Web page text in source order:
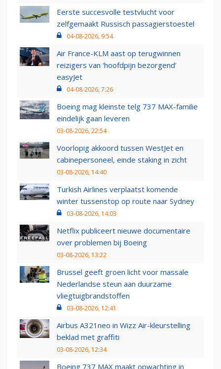
Eerste succesvolle testvlucht voor
zelfgemaakt Russisch passagierstoestel
04-08-2026, 9:54
Air France-KLM aast op terugwinnen
reizigers van ‘hoofdpijn bezorgend’
easyJet
04-08-2026, 7:26
Boeing mag kleinste telg 737 MAX-familie
eindelijk gaan leveren
03-08-2026, 22:54
Voorlopig akkoord tussen WestJet en
cabinepersoneel, einde staking in zicht
03-08-2026, 14:40
Turkish Airlines verplaatst komende
winter tussenstop op route naar Sydney
03-08-2026, 14:03
Netflix publiceert nieuwe documentaire
over problemen bij Boeing
03-08-2026, 13:22
Brussel geeft groen licht voor massale
Nederlandse steun aan duurzame
vliegtuigbrandstoffen
03-08-2026, 12:41
Airbus A321neo in Wizz Air-kleurstelling
beklad met graffiti
03-08-2026, 12:34
Boeing 737 MAX maakt opwachting in